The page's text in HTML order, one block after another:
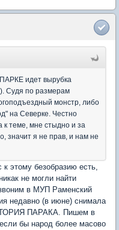
идет вырубка
Судя по размерам
монстр, либо
на Северке. Честно
к теме, мне стыдно и за
значит я не прав, и нам не
этому безобразию есть,
не могли найти
в МУП Раменский
недавно (в июне) снимала
ПАРАКА. Пишем в
бы народ более масово